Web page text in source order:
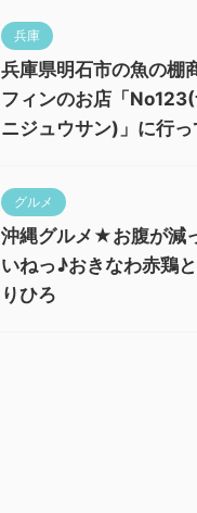
兵庫
兵庫県明石市の魚の棚
フィンのお店「
ニジュウサン)」に行
グルメ
沖縄グルメ★お腹が減
いねっ♪おきなわ赤鶏
りひろ